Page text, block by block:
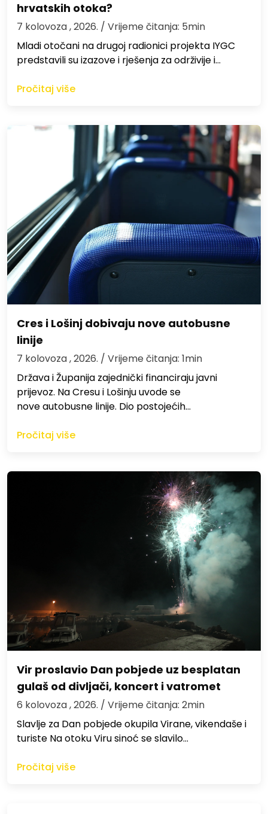
hrvatskih otoka?
7 kolovoza , 2026. / Vrijeme čitanja: 5min
Mladi otočani na drugoj radionici projekta IYGC
predstavili su izazove i rješenja za održivije i…
Pročitaj više
Cres i Lošinj dobivaju nove autobusne
linije
7 kolovoza , 2026. / Vrijeme čitanja: 1min
Država i Županija zajednički financiraju javni
prijevoz. Na Cresu i Lošinju uvode se
nove autobusne linije. Dio postojećih…
Pročitaj više
Vir proslavio Dan pobjede uz besplatan
gulaš od divljači, koncert i vatromet
6 kolovoza , 2026. / Vrijeme čitanja: 2min
Slavlje za Dan pobjede okupila Virane, vikendaše i
turiste Na otoku Viru sinoć se slavilo…
Pročitaj više